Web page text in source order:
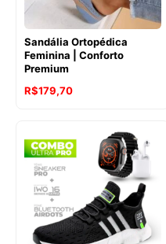
Sandália Ortopédica
Feminina | Conforto
Premium
R$179,70